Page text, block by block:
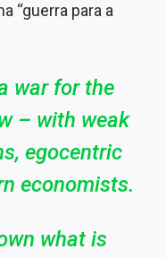
“guerra para a
war for the
– with weak
egocentric
economists.
what is